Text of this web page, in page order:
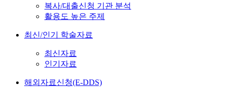
복사/대출신청 기관 분석
활용도 높은 주제
최신/인기 학술자료
최신자료
인기자료
해외자료신청(E-DDS)